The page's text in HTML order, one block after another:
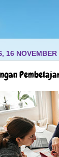
16 NOVEMBER